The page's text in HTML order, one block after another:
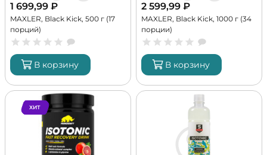
1 699,99 ₽
MAXLER, Black Kick, 500 г (17
порций)
В корзину
2 599,99 ₽
MAXLER, Black Kick, 1000 г (34
порции)
В корзину
ХИТ